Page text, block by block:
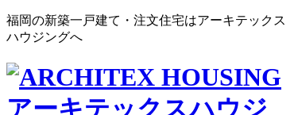
福岡の新築一戸建て・注文住宅はアーキテックス
ハウジングへ